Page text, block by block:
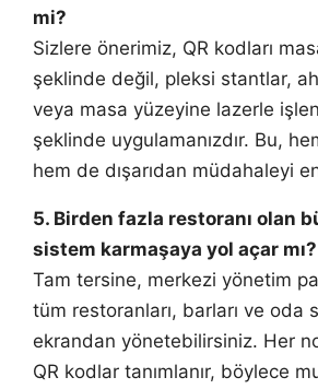
mi?
Sizlere önerimiz, QR kodları
şeklinde değil, pleksi stantlar,
veya masa yüzeyine lazerle
şeklinde uygulamanızdır. Bu,
hem de dışarıdan müdahaleyi
5. Birden fazla restoranı olan
sistem karmaşaya yol açar mı?
Tam tersine, merkezi yönetim
tüm restoranları, barları ve oda
ekrandan yönetebilirsiniz. Her
QR kodlar tanımlanır, böylece